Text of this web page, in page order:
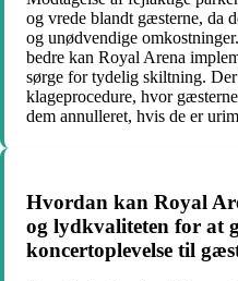
og vrede blandt gæsterne, da
og unødvendige
bedre kan Royal Arena
sørge for tydelig skiltning.
klageprocedure, hvor
dem annulleret, hvis de er
Hvordan kan Royal
og lydkvaliteten for at
koncertoplevelse til